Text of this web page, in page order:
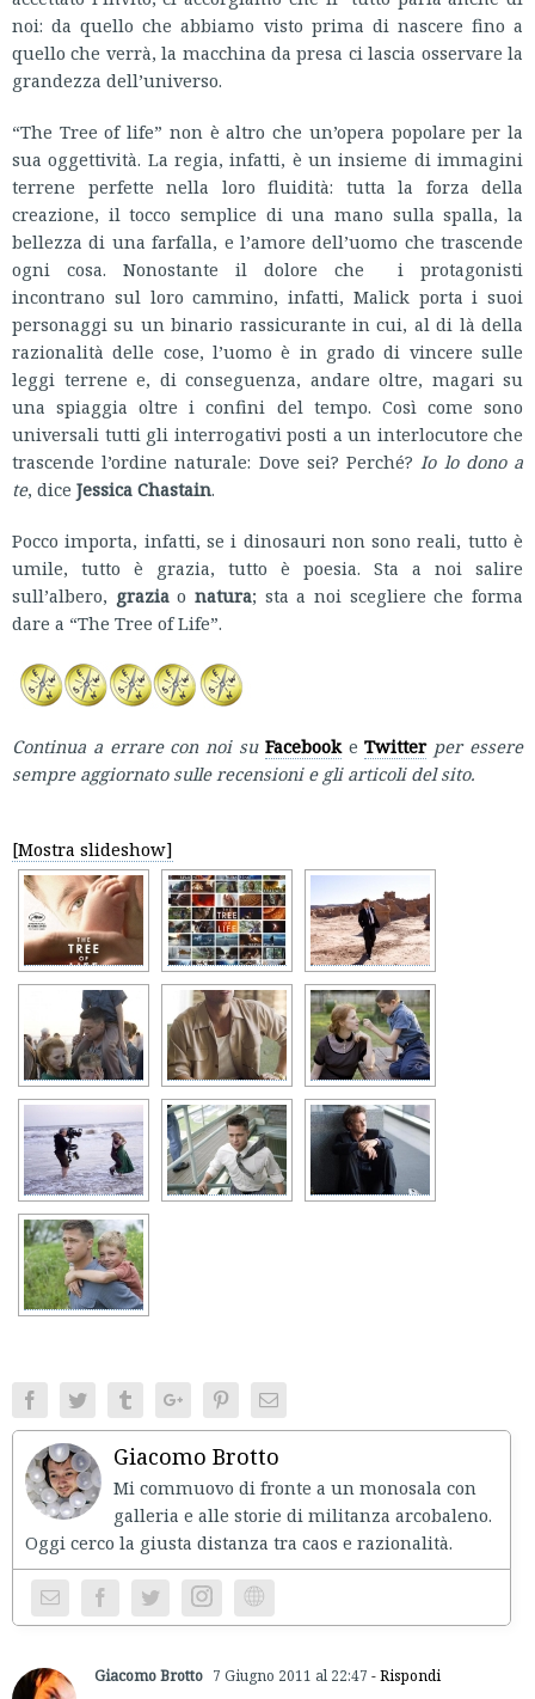
noi: da quello che abbiamo visto prima di nascere fino a
quello che verrà, la macchina da presa ci lascia osservare la
grandezza dell’universo.
“The Tree of life” non è altro che un’opera popolare per la
sua oggettività. La regia, infatti, è un insieme di immagini
terrene perfette nella loro fluidità: tutta la forza della
creazione, il tocco semplice di una mano sulla spalla, la
bellezza di una farfalla, e l’amore dell’uomo che trascende
ogni cosa. Nonostante il dolore che i protagonisti
incontrano sul loro cammino, infatti, Malick porta i suoi
personaggi su un binario rassicurante in cui, al di là della
razionalità delle cose, l’uomo è in grado di vincere sulle
leggi terrene e, di conseguenza, andare oltre, magari su
una spiaggia oltre i confini del tempo. Così come sono
universali tutti gli interrogativi posti a un interlocutore che
trascende l’ordine naturale: Dove sei? Perché?Io lo dono a
te, dice Jessica Chastain.
Pocco importa, infatti, se i dinosauri non sono reali, tutto è
umile, tutto è grazia, tutto è poesia. Sta a noi salire
sull’albero, graziaonatura; sta a noi scegliere che forma
dare a “The Tree of Life”.
Continua a errare con noi su Facebook e Twitter per essere
sempre aggiornato sulle recensioni e gli articoli del sito.
[Mostra slideshow]
FacebookTwitter TumblrGoogle+PinterestEmail
Giacomo Brotto
Mi commuovo di fronte a un monosala con
galleria e alle storie di militanza arcobaleno.
Oggi cerco la giusta distanza tra caos e razionalità.
InstagramWebsite
Giacomo Brotto 7 Giugno 2011 al 22:47 - Rispondi